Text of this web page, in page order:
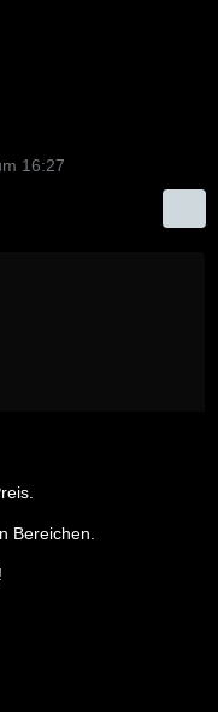
16:27
Bereichen.